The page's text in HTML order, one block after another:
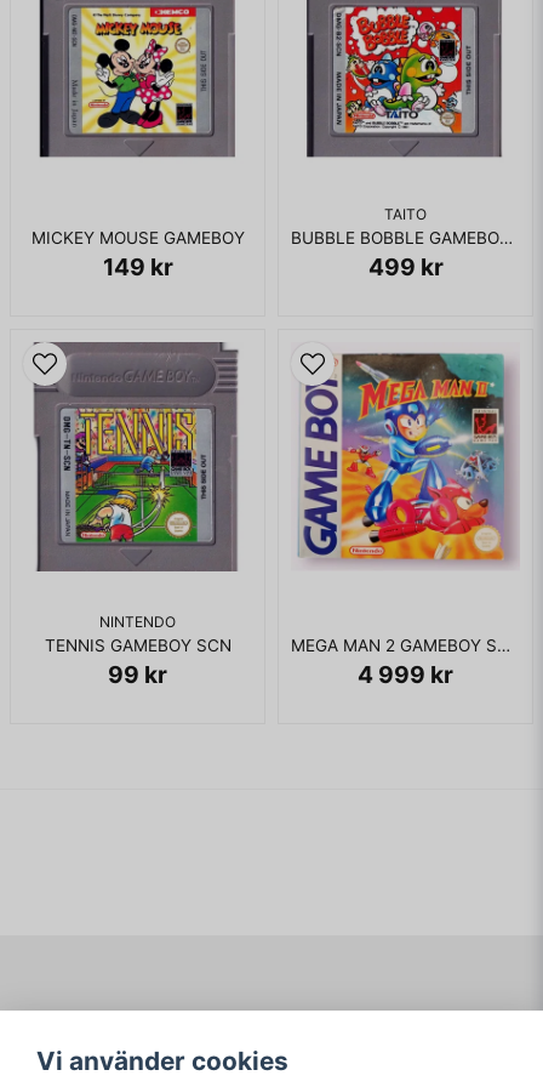
MICKEY MOUSE GAMEBOY
149 kr
TAITO
BUBBLE BOBBLE GAMEBOY SCN
499 kr
NINTENDO
TENNIS GAMEBOY SCN
99 kr
MEGA MAN 2 GAMEBOY SCN
4 999 kr
Köpvillkor
Logga in
Vi använder cookies